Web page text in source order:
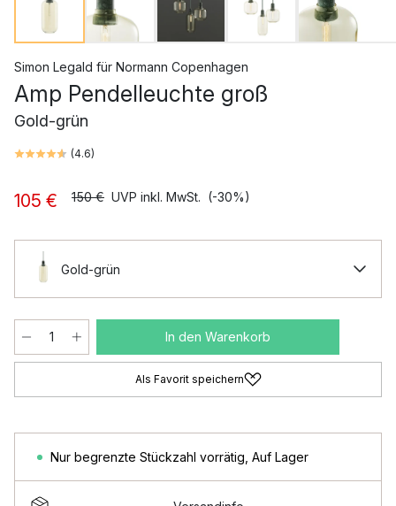
Simon Legald für Normann Copenhagen
Amp Pendelleuchte groß
Gold-grün
(4.6)
105 € 150 € UVP inkl. MwSt. (-30%)
Gold-grün
In den Warenkorb
Als Favorit speichern
Nur begrenzte Stückzahl vorrätig Auf Lager